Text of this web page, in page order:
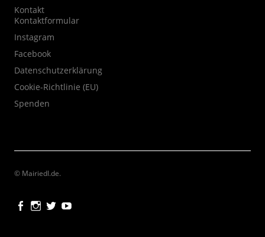
Kontakt
Kontaktformular
Instagram
Facebook
Datenschutzerklärung
Cookie-Richtlinie (EU)
Spenden
© Mairiedl.de